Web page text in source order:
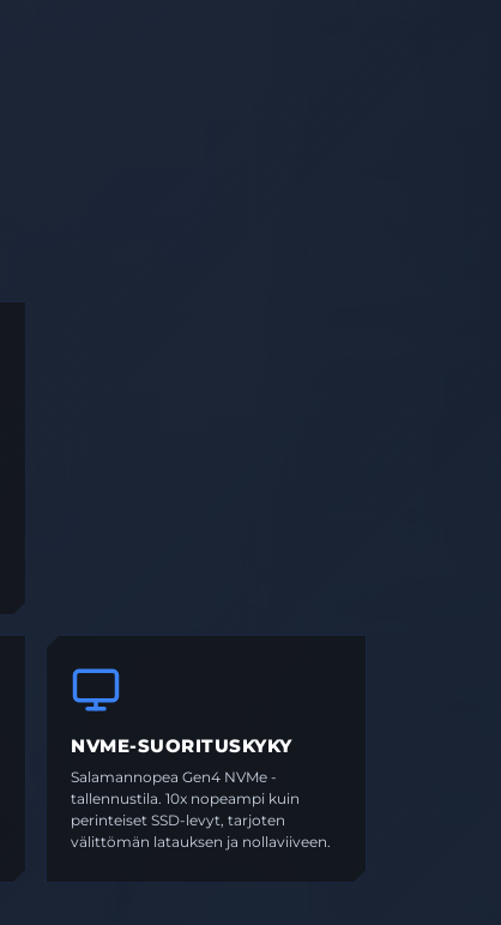
NVME-SUORITUSKYKY
Salamannopea Gen4 NVMe -
tallennustila. 10x nopeampi kuin
perinteiset SSD-levyt, tarjoten
välittömän latauksen ja nollaviiveen.